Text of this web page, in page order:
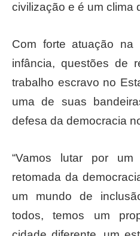
civilização e é um clima
Com forte atuação
infância, questões de
trabalho escravo no
uma de suas
defesa da democracia
“Vamos lutar por um
retomada da
um mundo de
todos, temos um